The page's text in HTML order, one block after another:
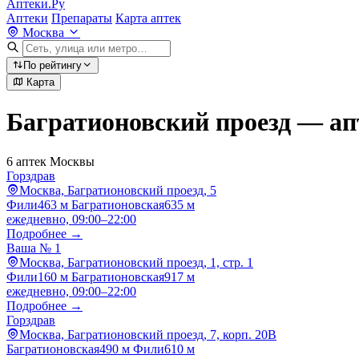
Аптеки.Ру
Аптеки Препараты Карта аптек
Москва
По рейтингу
Карта
Багратионовский проезд —
6 аптек Москвы
Горздрав
Москва, Багратионовский проезд, 5
Фили463 м Багратионовская635 м
ежедневно, 09:00–22:00
Подробнее →
Ваша № 1
Москва, Багратионовский проезд, 1, стр. 1
Фили160 м Багратионовская917 м
ежедневно, 09:00–22:00
Подробнее →
Горздрав
Москва, Багратионовский проезд, 7, корп. 20В
Багратионовская490 м Фили610 м